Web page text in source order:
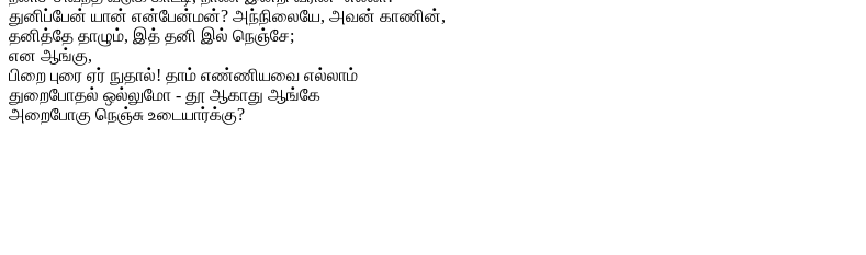
துனிப்பேன் யான் என்பேன்மன்? அந்நிலையே, அவன் காணின்,
தனித்தே தாழும், இத் தனி இல் நெஞ்சே;
என ஆங்கு,
பிறை புரை ஏர் நுதால்! தாம் எண்ணியவை எல்லாம்
துறைபோதல் ஒல்லுமோ - தூ ஆகாது ஆங்கே
அறைபோகு நெஞ்சு உடையார்க்கு?